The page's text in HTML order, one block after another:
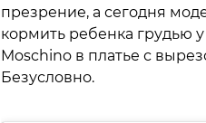
презрение, а сегодня
кормить ребенка грудью
Moschino в платье с
Безусловно.